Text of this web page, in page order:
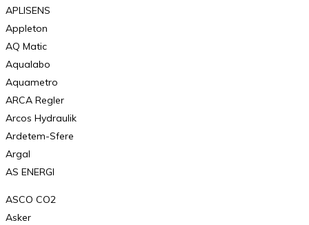
APLISENS
Appleton
AQ Matic
Aqualabo
Aquametro
ARCA Regler
Arcos Hydraulik
Ardetem-Sfere
Argal
AS ENERGI
ASCO CO2
Asker